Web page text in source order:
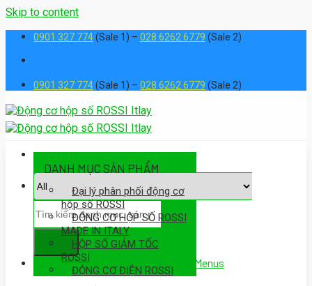
Skip to content
0901 327 774(Sale 1) – 028 6262 6779 (Sale 2)
0901 327 774(Sale 1) – 028 6262 6779 (Sale 2)
Assign a menu in Theme Options > Menus
DANH MỤC SẢN PHẨM
Đại lý phân phối động cơ
hộp số ROSSI
ĐỘNG CƠ HỘP SỐ ROSSI
MADE IN ITALY
HỘP SỐ GIẢM TỐC
ROSSI
ĐỘNG CƠ ĐIỆN ROSSI